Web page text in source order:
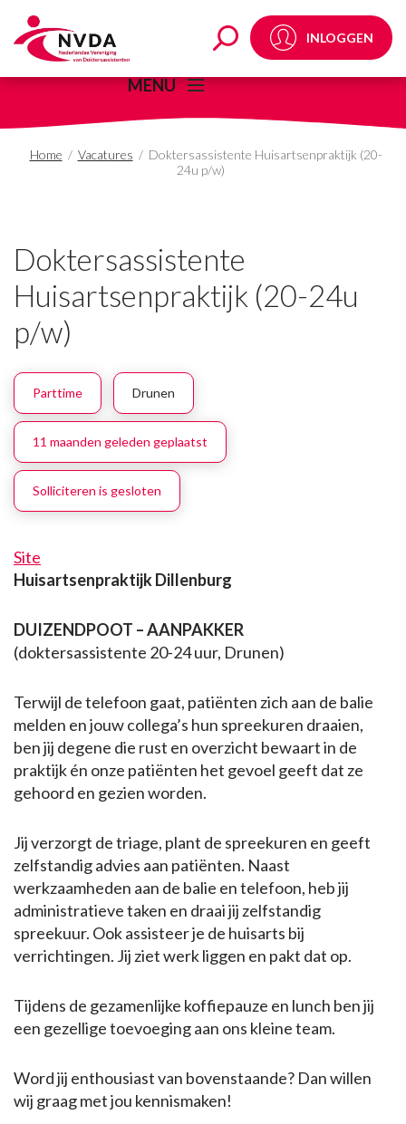
DoktersassistenteINLOGGEN
MENU
Home / Vacatures / Doktersassistente Huisartsenpraktijk (20-
24u p/w)
Doktersassistente
Huisartsenpraktijk (20-24u
p/w)
Parttime Drunen
11 maanden geleden geplaatst
Solliciteren is gesloten
Site
Huisartsenpraktijk Dillenburg
DUIZENDPOOT – AANPAKKER
(doktersassistente 20-24 uur, Drunen)
Terwijl de telefoon gaat, patiënten zich aan de balie
melden en jouw collega’s hun spreekuren draaien,
ben jij degene die rust en overzicht bewaart in de
praktijk én onze patiënten het gevoel geeft dat ze
gehoord en gezien worden.
Jij verzorgt de triage, plant de spreekuren en geeft
zelfstandig advies aan patiënten. Naast
werkzaamheden aan de balie en telefoon, heb jij
administratieve taken en draai jij zelfstandig
spreekuur. Ook assisteer je de huisarts bij
verrichtingen. Jij ziet werk liggen en pakt dat op.
Tijdens de gezamenlijke koffiepauze en lunch ben jij
een gezellige toevoeging aan ons kleine team.
Word jij enthousiast van bovenstaande? Dan willen
wij graag met jou kennismaken!